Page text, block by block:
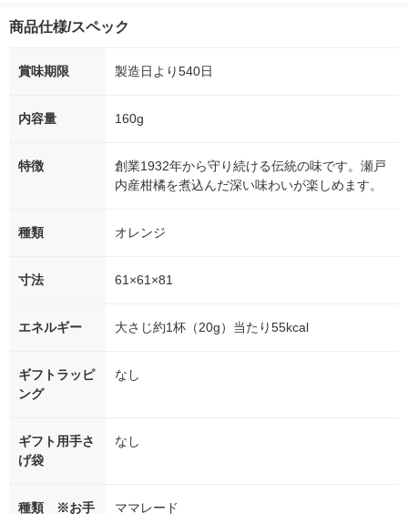
商品仕様/スペック
賞味期限 製造日より540日
内容量 160g
特徴
創業1932年から守り続ける伝統の味です。瀬戸
内産柑橘を煮込んだ深い味わいが楽しめます。
種類 オレンジ
寸法 61×61×81
エネルギー 大さじ約1杯（20g）当たり55kcal
ギフトラッピ
ング
なし
ギフト用手さ
げ袋
なし
種類 ※お手 ママレード